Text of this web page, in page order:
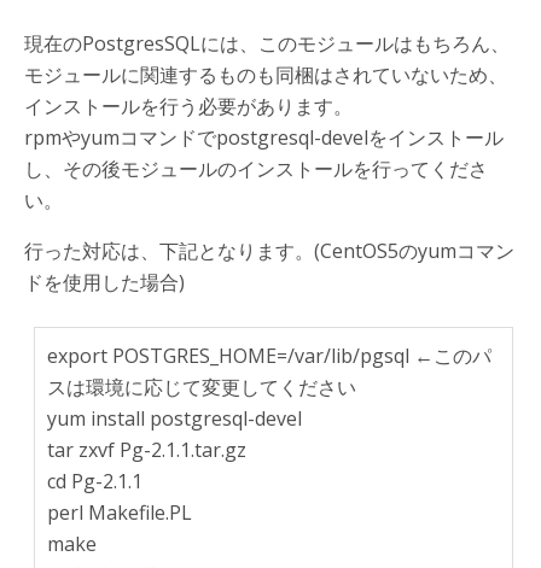
現在のPostgresSQLには、このモジュールはもちろん、
モジュールに関連するものも同梱はされていないため、
インストールを行う必要があります。
rpmやyumコマンドでpostgresql-develをインストール
し、その後モジュールのインストールを行ってくださ
い。
行った対応は、下記となります。(CentOS5のyumコマン
ドを使用した場合)
export POSTGRES_HOME=/var/lib/pgsql ←このパ
スは環境に応じて変更してください
yum install postgresql-devel
tar zxvf Pg-2.1.1.tar.gz
cd Pg-2.1.1
perl Makefile.PL
make